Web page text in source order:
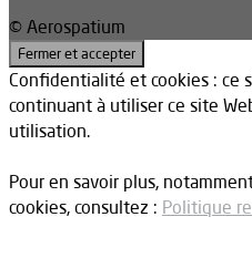
© Aerospatium
Confidentialité et cookies : ce
continuant à utiliser ce site
utilisation.
Pour en savoir plus,
cookies, consultez : Politique